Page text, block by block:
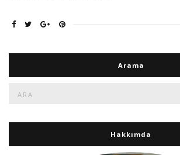
Arama
Hakkımda